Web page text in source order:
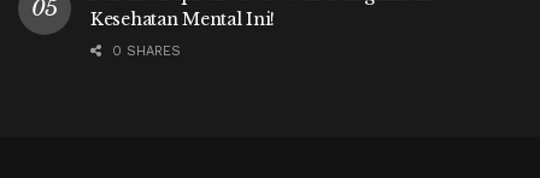
Kesehatan Mental Ini!
0 SHARES